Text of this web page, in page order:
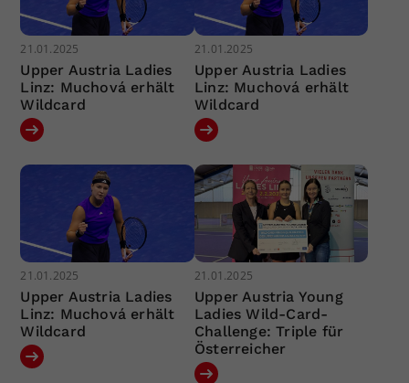
21.01.2025
Upper Austria Ladies
Linz: Muchová erhält
Wildcard
21.01.2025
Upper Austria Ladies
Linz: Muchová erhält
Wildcard
21.01.2025
Upper Austria Ladies
Linz: Muchová erhält
Wildcard
21.01.2025
Upper Austria Young
Ladies Wild-Card-
Challenge: Triple für
Österreicher